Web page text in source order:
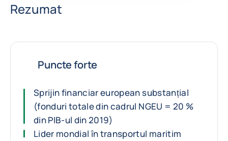
Rezumat
Puncte forte
Sprijin financiar european substanțial
(fonduri totale din cadrul NGEU = 20 %
din PIB-ul din 2019)
Lider mondial în transportul maritim